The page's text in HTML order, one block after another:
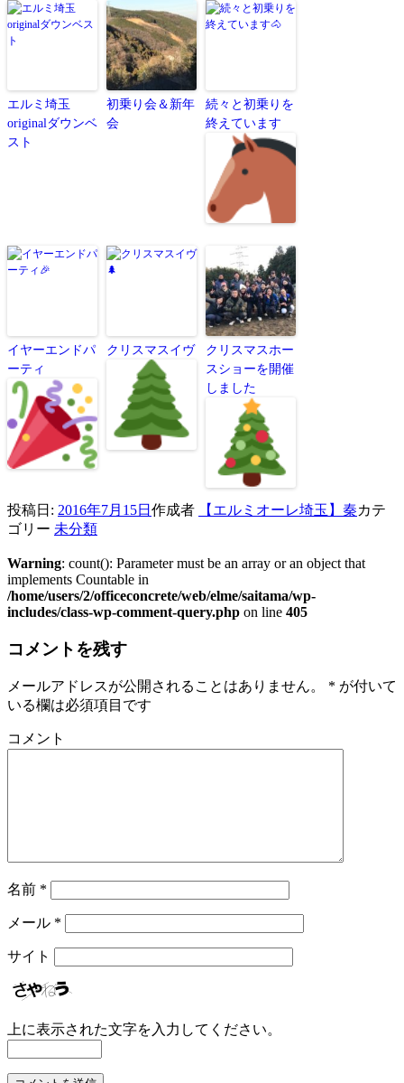
エルミ埼玉
originalダウンベ
スト
初乗り会＆新年
会
続々と初乗りを
終えています
イヤーエンドパ
ーティ
クリスマスイヴ
クリスマスホー
スショーを開催
しました
投稿日: 2016年7月15日 作成者 【エルミオーレ埼玉】秦カテ
ゴリー 未分類
Warning: count(): Parameter must be an array or an object that
implements Countable in
/home/users/2/officeconcrete/web/elme/saitama/wp-
includes/class-wp-comment-query.php on line 405
コメントを残す
メールアドレスが公開されることはありません。 * が付いて
いる欄は必須項目です
コメント
名前 *
メール *
サイト
上に表示された文字を入力してください。